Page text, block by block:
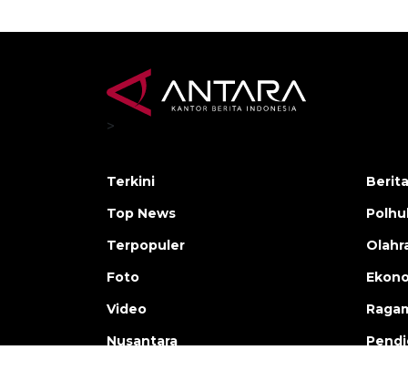
>
Terkini
Top News
Terpopuler
Foto
Video
Nusantara